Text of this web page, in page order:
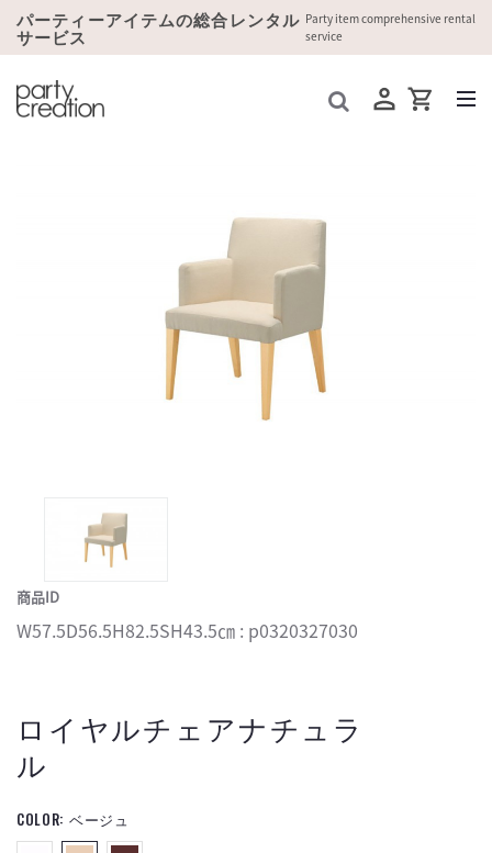
パーティーアイテムの総合レンタル
サービス
Party item comprehensive rental
service
商品ID
W57.5D56.5H82.5SH43.5㎝ : p0320327030
ロイヤルチェアナチュラ
ル
COLOR: ベージュ